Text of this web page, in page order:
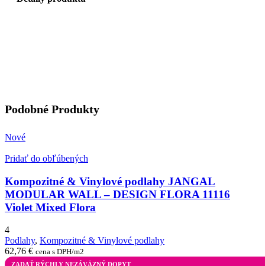
Podobné Produkty
Nové
Pridať do obľúbených
Kompozitné & Vinylové podlahy JANGAL
MODULAR WALL – DESIGN FLORA 11116
Violet Mixed Flora
4
Podlahy, Kompozitné & Vinylové podlahy
62,76 € cena s DPH/m2
ZADAŤ RÝCHLY NEZÁVÄZNÝ DOPYT